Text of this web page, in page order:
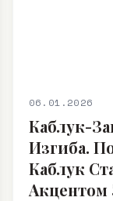
06.01.2026
Каблук-
Изгиба.
Каблук